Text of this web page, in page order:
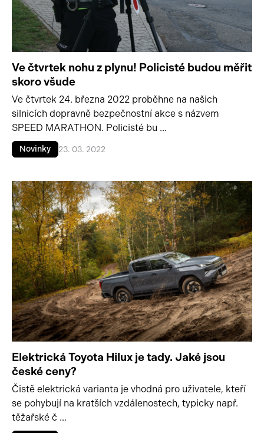
Ve čtvrtek nohu z plynu! Policisté budou měřit
skoro všude
Ve čtvrtek 24. března 2022 proběhne na našich
silnicích dopravně bezpečnostní akce s názvem
SPEED MARATHON. Policisté bu ...
Novinky 23. 03. 2022
Elektrická Toyota Hilux je tady. Jaké jsou
české ceny?
Čistě elektrická varianta je vhodná pro uživatele, kteří
se pohybují na kratších vzdálenostech, typicky např.
těžařské č ...